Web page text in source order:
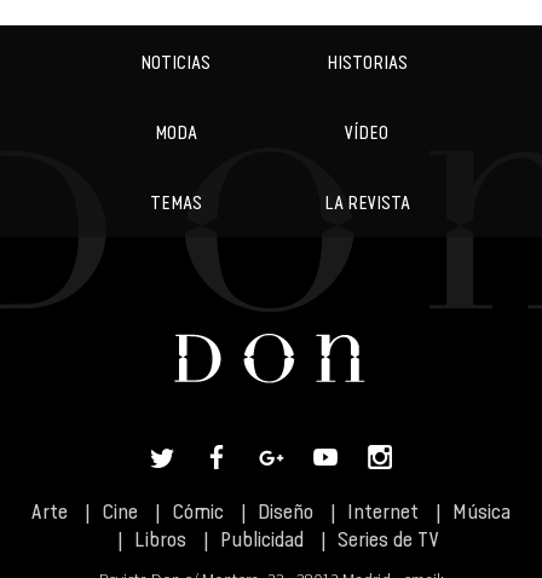
NOTICIAS HISTORIAS
MODA VÍDEO
TEMAS LA REVISTA
Arte Cine Cómic Diseño Internet
Música
Libros
Publicidad Series de TV